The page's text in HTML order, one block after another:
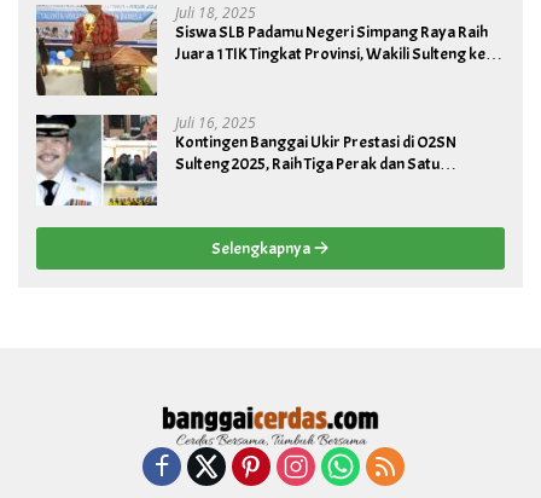
Juli 18, 2025
Siswa SLB Padamu Negeri Simpang Raya Raih
Juara 1 TIK Tingkat Provinsi, Wakili Sulteng ke
Juli 16, 2025
Kontingen Banggai Ukir Prestasi di O2SN
Sulteng 2025, Raih Tiga Perak dan Satu
Selengkapnya